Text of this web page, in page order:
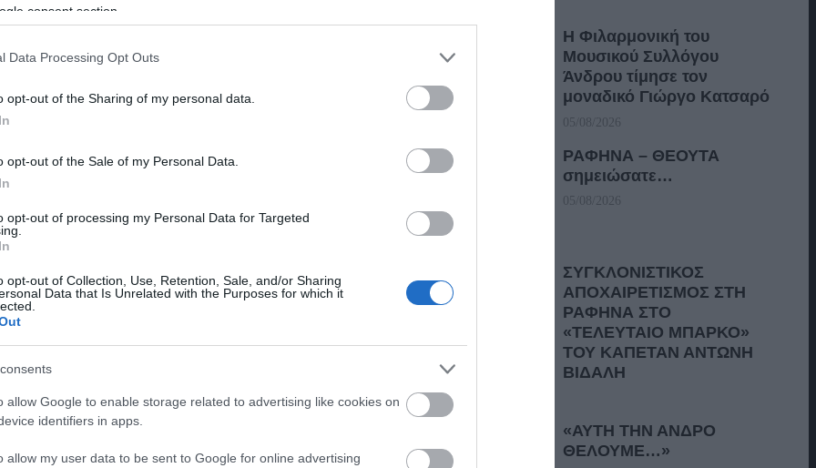
consent section.
Data Processing Opt Outs
opt-out of the Sharing of my personal data.
opt-out of the Sale of my Personal Data.
opt-out of processing my Personal Data for Targeted
opt-out of Collection, Use, Retention, Sale, and/or Sharing
Data that Is Unrelated with the Purposes for which it
allow Google to enable storage related to advertising like cookies on
identifiers in apps.
allow my user data to be sent to Google for online advertising
σήμερα στο ελικοδρόμιο της Χώρας.
της δωρεάς του Ιδρύματος Νιάρχου προς το ΕΚΑΒ.
ασθενή στις 17:30 με προορισμό μεγάλο νοσοκομείο
έφυγαν με απογευματινό πλοίο. Είναι γεγονός
και τα προβλήματα υγείας που
Η Φιλαρμονική του
Μουσικού Συλλόγου
Άνδρου τίμησε τον
μοναδικό Γιώργο Κατσαρό
05/08/2026
ΡΑΦΗΝΑ – ΘΕΟΥΤΑ
σημειώσατε…
05/08/2026
ΣΥΓΚΛΟΝΙΣΤΙΚΟΣ
ΑΠΟΧΑΙΡΕΤΙΣΜΟΣ ΣΤΗ
ΡΑΦΗΝΑ ΣΤΟ
«ΤΕΛΕΥΤΑΙΟ ΜΠΑΡΚΟ»
ΤΟΥ ΚΑΠΕΤΑΝ ΑΝΤΩΝΗ
ΒΙΔΑΛΗ
05/08/2026
«ΑΥΤΗ ΤΗΝ ΑΝΔΡΟ
ΘΕΛΟΥΜΕ…»